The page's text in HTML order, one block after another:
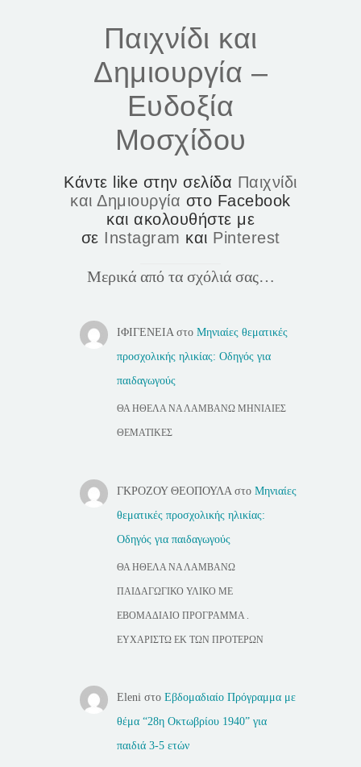
Παιχνίδι και
Δημιουργία –
Ευδοξία
Μοσχίδου
Κάντε like στην σελίδα Παιχνίδι
και Δημιουργία στο Facebook
και ακολουθήστε με
σε Instagram και Pinterest
Μερικά από τα σχόλιά σας…
ΙΦΙΓΕΝΕΙΑστο Μηνιαίες θεματικές
προσχολικής ηλικίας: Οδηγός για
παιδαγωγούς
ΘΑ ΗΘΕΛΑ ΝΑ ΛΑΜΒΑΝΩ ΜΗΝΙΑΙΕΣ
ΘΕΜΑΤΙΚΕΣ
ΓΚΡΟΖΟΥ ΘΕΟΠΟΥΛΑστο Μηνιαίες
θεματικές προσχολικής ηλικίας:
Οδηγός για παιδαγωγούς
ΘΑ ΗΘΕΛΑ ΝΑ ΛΑΜΒΑΝΩ
ΠΑΙΔΑΓΩΓΙΚΟ ΥΛΙΚΟ ΜΕ
ΕΒΟΜΑΔΙΑΙΟ ΠΡΟΓΡΑΜΜΑ .
ΕΥΧΑΡΙΣΤΩ ΕΚ ΤΩΝ ΠΡΟΤΕΡΩΝ
Eleniστο Εβδομαδιαίο Πρόγραμμα με
θέμα “28η Οκτωβρίου 1940” για
παιδιά 3-5 ετών